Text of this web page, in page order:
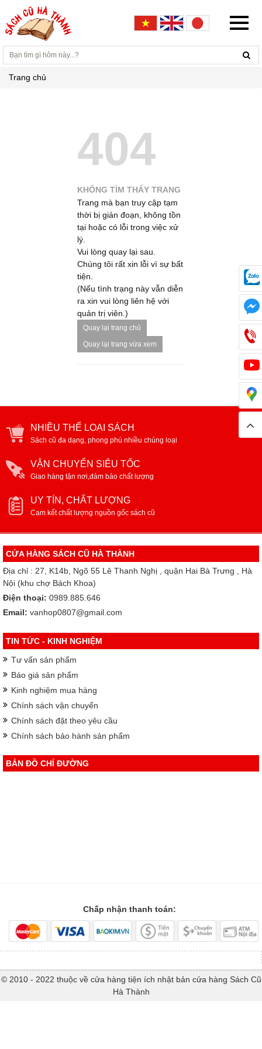
Trang chủ
404
KHÔNG TÌM THẤY TRANG
Trang mà bạn truy cập tạm
thời bị gián đoạn, không tồn
tại hoặc có lỗi trong việc xử
lý.
Vui lòng quay lại sau.
Chúng tôi rất xin lỗi vì sự bất
tiện.
(Nếu tình trạng này vẫn diễn
ra xin vui lòng liên hệ với
quản trị viên.)
Quay lại trang chủ
Quay lại trang vừa xem
NHIỀU THỂ LOẠI SÁCH
Sách cũ đa dạng, phong phú nhiều chủng loại
VẬN CHUYỂN SIÊU TỐC
Giao hàng tận nơi,đảm bảo chất lượng
UY TÍN, CHẤT LƯỢNG
Cam kết chất lượng nguồn gốc sách cũ
CỬA HÀNG SÁCH CŨ HÀ THÀNH
Địa chỉ : 27, K14b, Ngõ 55 Lê Thanh Nghị , quận Hai Bà Trưng , Hà
Nội (khu chợ Bách Khoa)
Điện thoại: 0989.885.646
Email: vanhop0807@gmail.com
TIN TỨC - KINH NGHIỆM
Tư vấn sản phẩm
Báo giá sản phẩm
Kinh nghiệm mua hàng
Chính sách vận chuyển
Chính sách đặt theo yêu cầu
Chính sách bảo hành sản phẩm
BẢN ĐỒ CHỈ ĐƯỜNG
Chấp nhận thanh toán:
© 2010 - 2022 thuộc về cửa hàng tiện ích nhật bản cửa hàng Sách Cũ
Hà Thành